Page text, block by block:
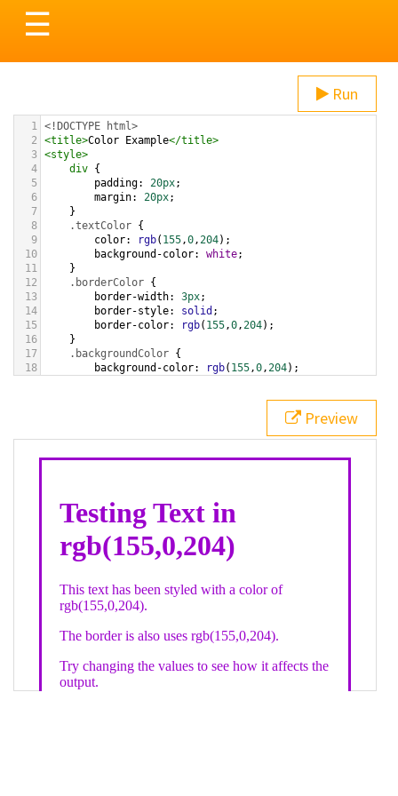
Toggle
navigation
☰
Run
1 <!DOCTYPE html>
2
<title>Color Example</title>
3 <style>
4
div {
5
padding: 20px;
6
margin: 20px;
7
}
8
.textColor {
9
color: rgb( 155,0,204);
10
background-color: white;
11
}
12
.borderColor {
13
border-width: 3px;
14
border-style: solid ;
15
border-color: rgb( 155,0,204);
16
}
17
.backgroundColor {
18
background-color: rgb( 155,0,204);
bottom ,
white, rgb(155,0,204));
div class="textColor borderColor"
< h1>Testing Text in rgb(155,0,204)
Preview